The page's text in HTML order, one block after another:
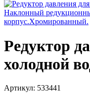
Редуктор
холодной
Артикул: 533441